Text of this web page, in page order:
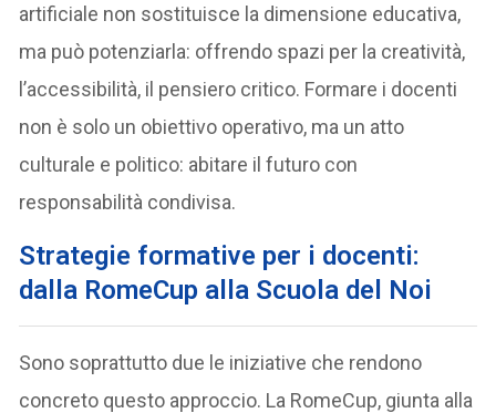
artificiale non sostituisce la dimensione educativa,
ma può potenziarla: offrendo spazi per la creatività,
l’accessibilità, il pensiero critico. Formare i docenti
non è solo un obiettivo operativo, ma un atto
culturale e politico: abitare il futuro con
responsabilità condivisa.
Strategie formative per i docenti:
dalla RomeCup alla Scuola del Noi
Sono soprattutto due le iniziative che rendono
concreto questo approccio. La RomeCup, giunta alla